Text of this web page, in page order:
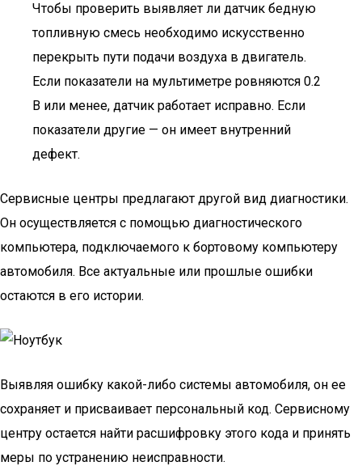
Чтобы проверить выявляет ли датчик бедную
топливную смесь необходимо искусственно
перекрыть пути подачи воздуха в двигатель.
Если показатели на мультиметре ровняются 0.2
В или менее, датчик работает исправно. Если
показатели другие — он имеет внутренний
дефект.
Сервисные центры предлагают другой вид диагностики.
Он осуществляется с помощью диагностического
компьютера, подключаемого к бортовому компьютеру
автомобиля. Все актуальные или прошлые ошибки
остаются в его истории.
Выявляя ошибку какой-либо системы автомобиля, он ее
сохраняет и присваивает персональный код. Сервисному
центру остается найти расшифровку этого кода и принять
меры по устранению неисправности.